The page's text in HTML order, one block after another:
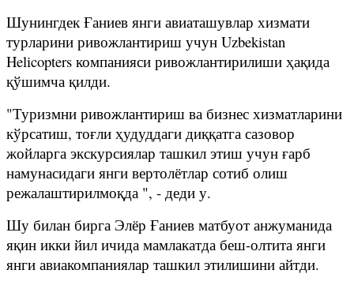
Шунингдек Ғаниев янги авиаташувлар хизмати
турларини ривожлантириш учун Uzbekistan
Helicopters компанияси ривожлантирилиши ҳақида
қўшимча қилди.
"Туризмни ривожлантириш ва бизнес хизматларини
кўрсатиш, тоғли ҳудуддаги диққатга сазовор
жойларга экскурсиялар ташкил этиш учун ғарб
намунасидаги янги вертолётлар сотиб олиш
режалаштирилмоқда ", - деди у.
Шу билан бирга Элёр Ғаниев матбуот анжуманида
яқин икки йил ичида мамлакатда беш-олтита янги
янги авиакомпаниялар ташкил этилишини айтди.